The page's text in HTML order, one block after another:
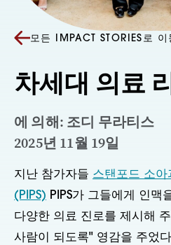
모든 IMPACT STORIES로 이
차세대 의료
에 의해: 조디 무라티스
2025년 11월 19일
지난 참가자들 스탠포드 소아
(PIPS) PIPS가 그들에게 인맥
다양한 의료 진로를 제시해
사람이 되도록" 영감을 주었